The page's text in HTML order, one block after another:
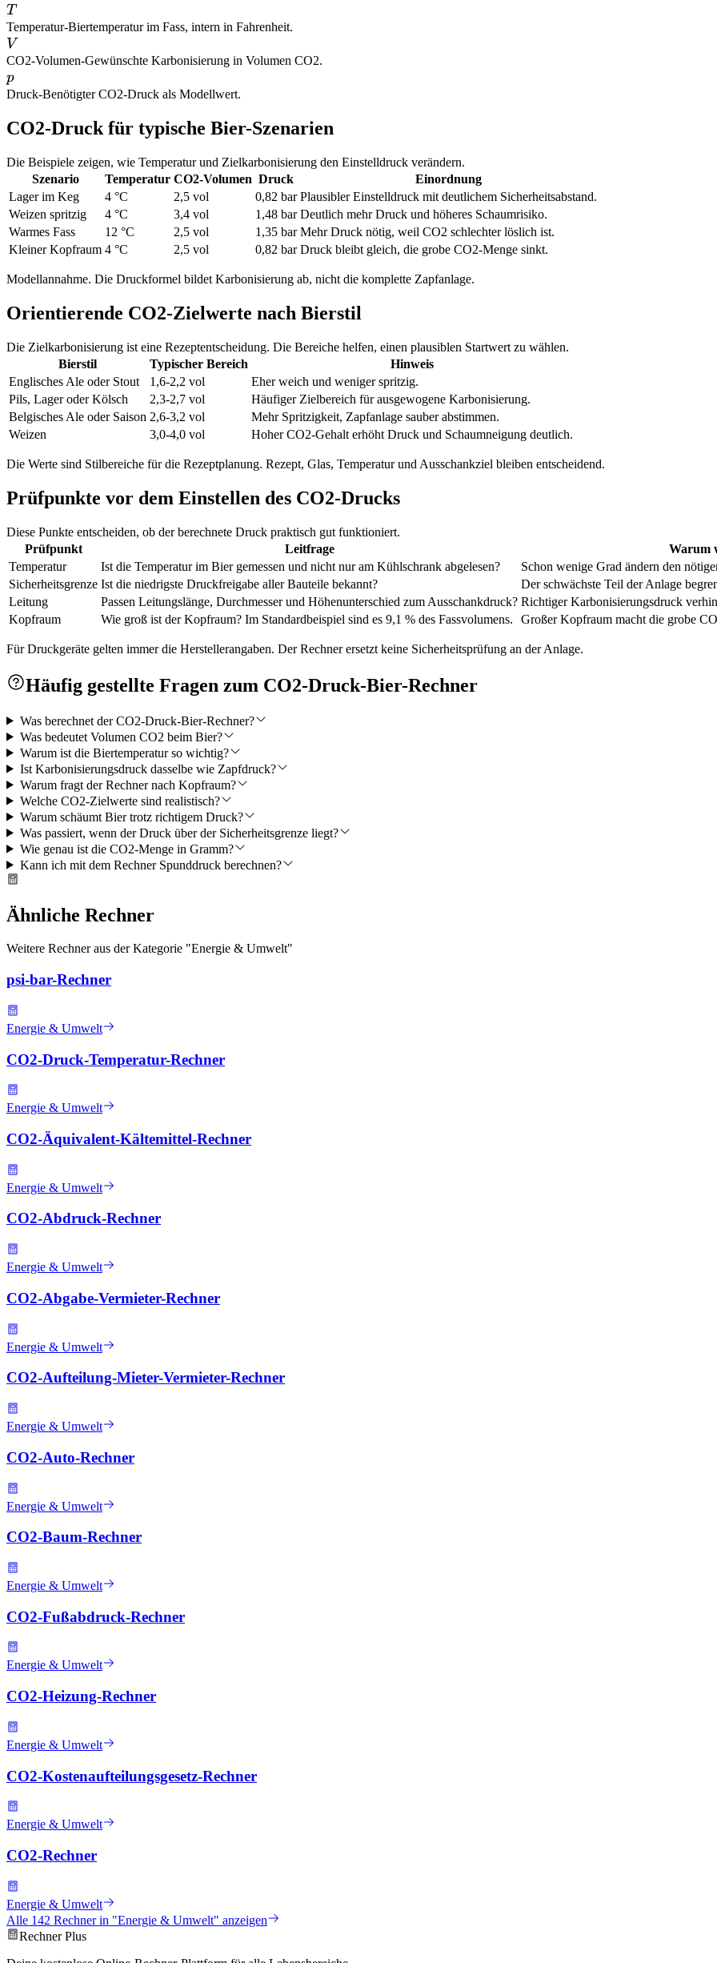
T
T
Temperatur-Biertemperatur im Fass, intern in Fahrenheit.
V
V
CO2-Volumen-Gewünschte Karbonisierung in Volumen CO2.
p
p
Druck-Benötigter CO2-Druck als Modellwert.
CO2-Druck für typische Bier-Szenarien
Die Beispiele zeigen, wie Temperatur und Zielkarbonisierung den Einstelldruck verändern.
Szenario
Temperatur CO2-Volumen Druck
Einordnung
Lager im Keg
4 °C 2,5 vol 0,82 bar Plausibler Einstelldruck mit deutlichem Sicherheitsabstand.
Weizen spritzig
4 °C 3,4 vol 1,48 bar Deutlich mehr Druck und höheres Schaumrisiko.
Warmes Fass
12 °C 2,5 vol 1,35 bar Mehr Druck nötig, weil CO2 schlechter löslich ist.
Kleiner Kopfraum 4 °C 2,5 vol 0,82 bar Druck bleibt gleich, die grobe CO2-Menge sinkt.
Modellannahme. Die Druckformel bildet Karbonisierung ab, nicht die komplette Zapfanlage.
Orientierende CO2-Zielwerte nach Bierstil
Die Zielkarbonisierung ist eine Rezeptentscheidung. Die Bereiche helfen, einen plausiblen Startwert zu wählen.
Bierstil
Typischer Bereich
Hinweis
Englisches Ale oder Stout
1,6-2,2 vol
Eher weich und weniger spritzig.
Pils, Lager oder Kölsch
2,3-2,7 vol
Häufiger Zielbereich für ausgewogene Karbonisierung.
Belgisches Ale oder Saison 2,6-3,2 vol
Mehr Spritzigkeit, Zapfanlage sauber abstimmen.
Weizen
3,0-4,0 vol Hoher CO2-Gehalt erhöht Druck und Schaumneigung deutlich.
Die Werte sind Stilbereiche für die Rezeptplanung. Rezept, Glas, Temperatur und Ausschankziel bleiben entscheidend.
Prüfpunkte vor dem Einstellen des CO2-Drucks
Diese Punkte entscheiden, ob der berechnete Druck praktisch gut funktioniert.
Prüfpunkt
Leitfrage
Warum
Temperatur
Ist die Temperatur im Bier gemessen und nicht nur am Kühlschrank abgelesen?
Schon wenige Grad ändern den
Sicherheitsgrenze Ist die niedrigste Druckfreigabe aller Bauteile bekannt?
Der schwächste Teil der Anlage
Leitung
Passen Leitungslänge, Durchmesser und Höhenunterschied zum Ausschankdruck? Richtiger Karbonisierungsdruck
Kopfraum
Wie groß ist der Kopfraum? Im Standardbeispiel sind es 9,1 % des Fassvolumens. Großer Kopfraum macht die grobe
Für Druckgeräte gelten immer die Herstellerangaben. Der Rechner ersetzt keine Sicherheitsprüfung an der Anlage.
Häufig gestellte Fragen zum CO2-Druck-Bier-Rechner
Was berechnet der CO2-Druck-Bier-Rechner?
Was bedeutet Volumen CO2 beim Bier?
Warum ist die Biertemperatur so wichtig?
Ist Karbonisierungsdruck dasselbe wie Zapfdruck?
Warum fragt der Rechner nach Kopfraum?
Welche CO2-Zielwerte sind realistisch?
Warum schäumt Bier trotz richtigem Druck?
Was passiert, wenn der Druck über der Sicherheitsgrenze liegt?
Wie genau ist die CO2-Menge in Gramm?
Kann ich mit dem Rechner Spunddruck berechnen?
Ähnliche Rechner
Weitere Rechner aus der Kategorie "Energie & Umwelt"
psi-bar-Rechner
Energie & Umwelt
CO2-Druck-Temperatur-Rechner
Energie & Umwelt
CO2-Äquivalent-Kältemittel-Rechner
Energie & Umwelt
CO2-Abdruck-Rechner
Energie & Umwelt
CO2-Abgabe-Vermieter-Rechner
Energie & Umwelt
CO2-Aufteilung-Mieter-Vermieter-Rechner
Energie & Umwelt
CO2-Auto-Rechner
Energie & Umwelt
CO2-Baum-Rechner
Energie & Umwelt
CO2-Fußabdruck-Rechner
Energie & Umwelt
CO2-Heizung-Rechner
Energie & Umwelt
CO2-Kostenaufteilungsgesetz-Rechner
Energie & Umwelt
CO2-Rechner
Energie & Umwelt
Alle 142 Rechner in "Energie & Umwelt" anzeigen
Rechner Plus